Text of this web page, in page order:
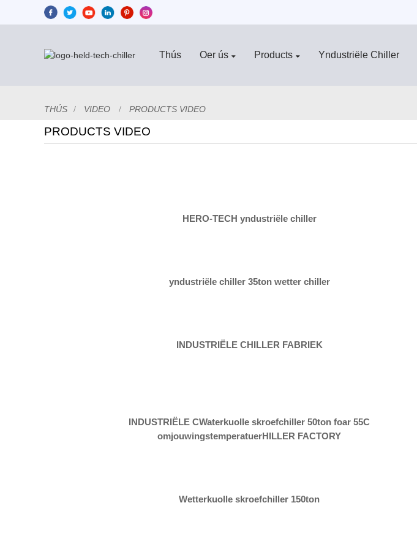
Thús Oer ús Products Yndustriële Chiller
THÚS VIDEO PRODUCTS VIDEO
PRODUCTS VIDEO
HERO-TECH yndustriële chiller
yndustriële chiller 35ton wetter chiller
INDUSTRIËLE CHILLER FABRIEK
INDUSTRIËLE CWaterkuolle skroefchiller 50ton foar 55C
omjouwingstemperatuerHILLER FACTORY
Wetterkuolle skroefchiller 150ton